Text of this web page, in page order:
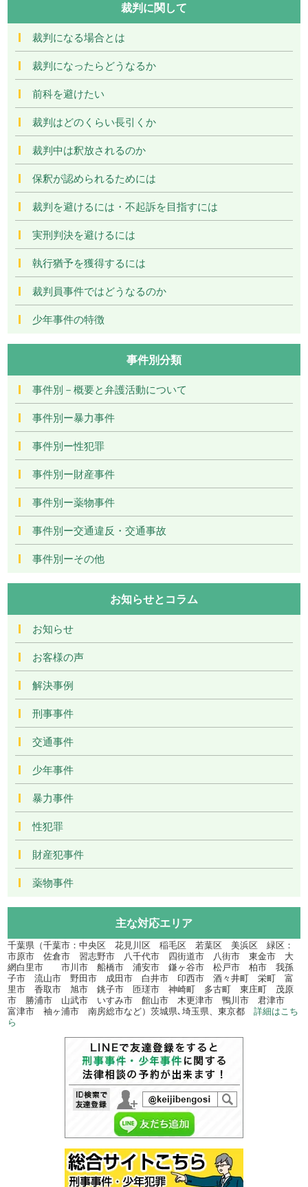
裁判に関して
裁判になる場合とは
裁判になったらどうなるか
前科を避けたい
裁判はどのくらい長引くか
裁判中は釈放されるのか
保釈が認められるためには
裁判を避けるには・不起訴を目指すには
実刑判決を避けるには
執行猶予を獲得するには
裁判員事件ではどうなるのか
少年事件の特徴
事件別分類
事件別－概要と弁護活動について
事件別ー暴力事件
事件別ー性犯罪
事件別ー財産事件
事件別ー薬物事件
事件別ー交通違反・交通事故
事件別ーその他
お知らせとコラム
お知らせ
お客様の声
解決事例
刑事事件
交通事件
少年事件
暴力事件
性犯罪
財産犯事件
薬物事件
主な対応エリア
千葉県（千葉市：中央区 花見川区 稲毛区 若葉区 美浜区 緑区：
市原市 佐倉市 習志野市 八千代市 四街道市 八街市 東金市 大
網白里市 市川市 船橋市 浦安市 鎌ヶ谷市 松戸市 柏市 我孫
子市 流山市 野田市 成田市 白井市 印西市 酒々井町 栄町 富
里市 香取市 旭市 銚子市 匝瑳市 神崎町 多古町 東庄町 茂原
市 勝浦市 山武市 いすみ市 館山市 木更津市 鴨川市 君津市
富津市 袖ヶ浦市 南房総市など）茨城県､埼玉県、東京都詳細はこち
ら